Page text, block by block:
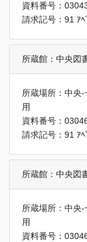
資料番号：
請求記号：91 ｱﾍ
所蔵館：中央図
所蔵場所：中央
用
資料番号：
請求記号：91 ｱﾍ
所蔵館：中央図
所蔵場所：中央
用
資料番号：